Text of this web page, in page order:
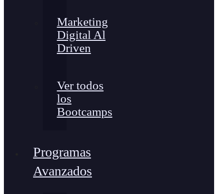
Marketing
Digital Al
Driven
Ver todos
los
Bootcamps
Programas
Avanzados